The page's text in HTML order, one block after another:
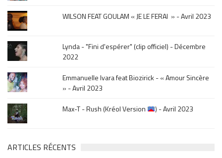
WILSON FEAT GOULAM « JE LE FERAI » - Avril 2023
Lynda - "Fini d'espérer" (clip officiel) - Décembre
2022
Emmanuelle Ivara feat Biozirick - « Amour Sincère
» - Avril 2023
Max-T - Rush (Kréol Version
) - Avril 2023
ARTICLES RÉCENTS